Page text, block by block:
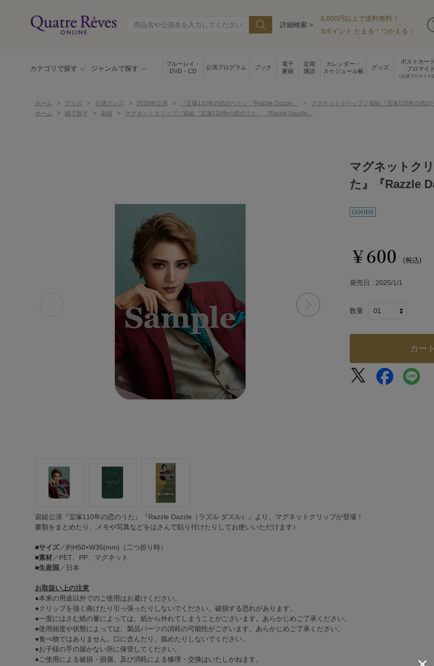
詳細検索 >
6,000円以上で送料無料！
Sポイント たまる！つかえる！
カテゴリで探す ジャンルで探す
ブルーレイ・
DVD・CD
公演プログラム ブック
電子
書籍
定期
購読
カレンダー・
スケジュール帳
グッズ
ポストカー
ブロマイ
（公演ブロマイド
ホーム > グッズ > 公演グッズ > 2025年公演 > 『宝塚110年の恋のうた』『Razzle Dazzle』 >
マグネットクリップ／宙組『宝塚110年の恋
ホーム
> 組で探す > 宙組 > マグネットクリップ／宙組『宝塚110年の恋のうた』『Razzle Dazzle』
宙組公演『宝塚110年の恋のうた』『Razzle Dazzle（ラズル ダズル）』より、マグネットクリップが登場！
書類をまとめたり、メモや写真などをはさんで貼り付けたりしてお使いいただけます♪
■サイズ／約H50×W35(mm)（二つ折り時）
■素材／PET、PP、マグネット
■生産国 ／日本
お取扱い上の注意
●本来の用途以外でのご使用はお避けください。
●クリップを強く曲げたり引っ張ったりしないでください。破損する恐れがあります。
●一度にはさむ紙の量によっては、紙から外れてしまうことがございます。あらかじめご了承ください。
●使用頻度や状態によっては、製品パーツの消耗の可能性がございます。あらかじめご了承ください。
●食べ物ではありません。口に含んだり、舐めたりしないでください。
●お子様の手の届かない所に保管してください。
●ご使用による破損・損傷、及び消耗による修理・交換はいたしかねます。
マグネットク
た』『Razzle
￥600 (税込)
発売日 2025/1/1
数量
カー